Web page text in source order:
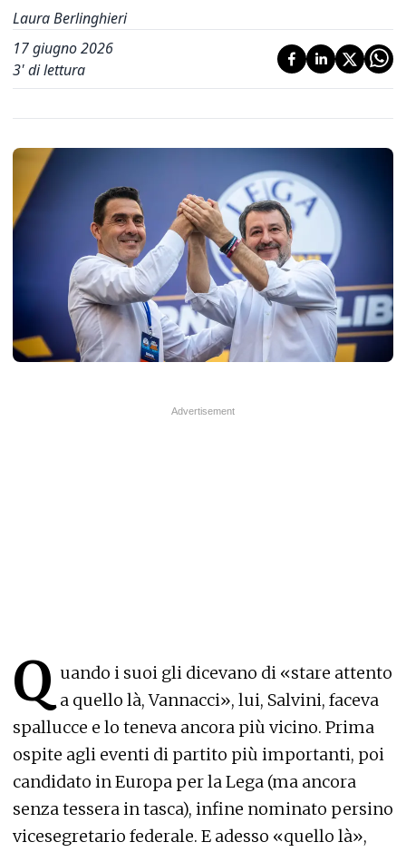
Laura Berlinghieri
17 giugno 2026
3' di lettura
Q uando i suoi gli dicevano di «stare attento
a quello là, Vannacci», lui, Salvini, faceva
spallucce e lo teneva ancora più vicino. Prima
ospite agli eventi di partito più importanti, poi
candidato in Europa per la Lega (ma ancora
senza tessera in tasca), infine nominato persino
vicesegretario federale. E adesso «quello là»,